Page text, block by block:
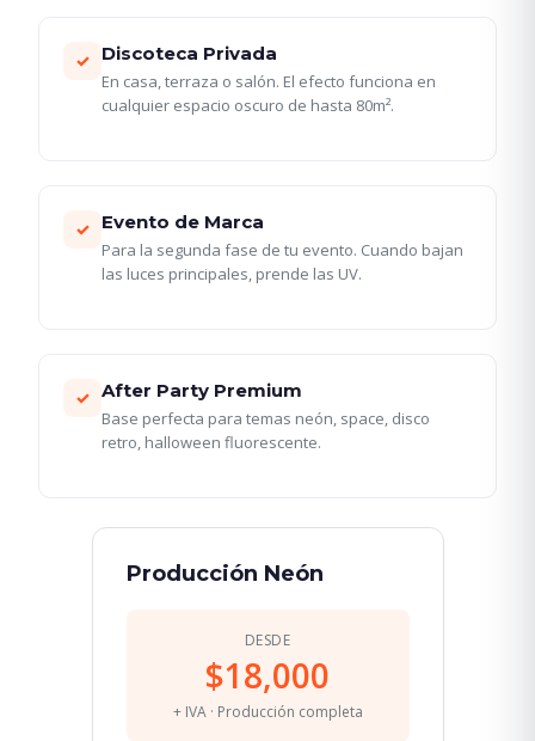
✓ Discoteca Privada
En casa, terraza o salón. El efecto funciona en
cualquier espacio oscuro de hasta 80m².
✓ Evento de Marca
Para la segunda fase de tu evento. Cuando bajan
las luces principales, prende las UV.
✓ After Party Premium
Base perfecta para temas neón, space, disco
retro, halloween fluorescente.
Producción Neón
DESDE
$18,000
+ IVA · Producción completa